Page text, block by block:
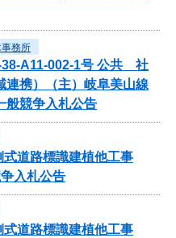
務所
38-A11-002-1号 公共 社
連携）（主）岐阜美山線
競争入札公告
式道路標識建植他工事
入札公告
式道路標識建植他工事